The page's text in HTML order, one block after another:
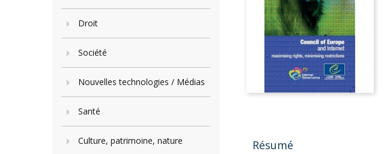
Droit
Société
Nouvelles technologies / Médias
Santé
Culture, patrimoine, nature Résumé